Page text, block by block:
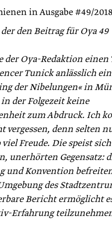
in Ausgabe #49/2018
den Beitrag für Oya 49
der Oya-Redaktion einen
Tunick anlässlich
der Nibelungen« in
der Folgezeit keine
zum Abdruck. Ich
vergessen, denn selten
Freude. Die speist
unerhörten Gegensatz:
und Konvention
des
Bericht ermöglicht
Erfahrung